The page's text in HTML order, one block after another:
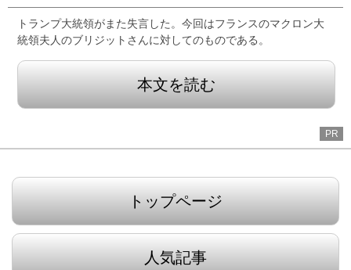
トランプ大統領がまた失言した。今回はフランスのマクロン大
統領夫人のブリジットさんに対してのものである。
本文を読む
PR
トップページ
人気記事